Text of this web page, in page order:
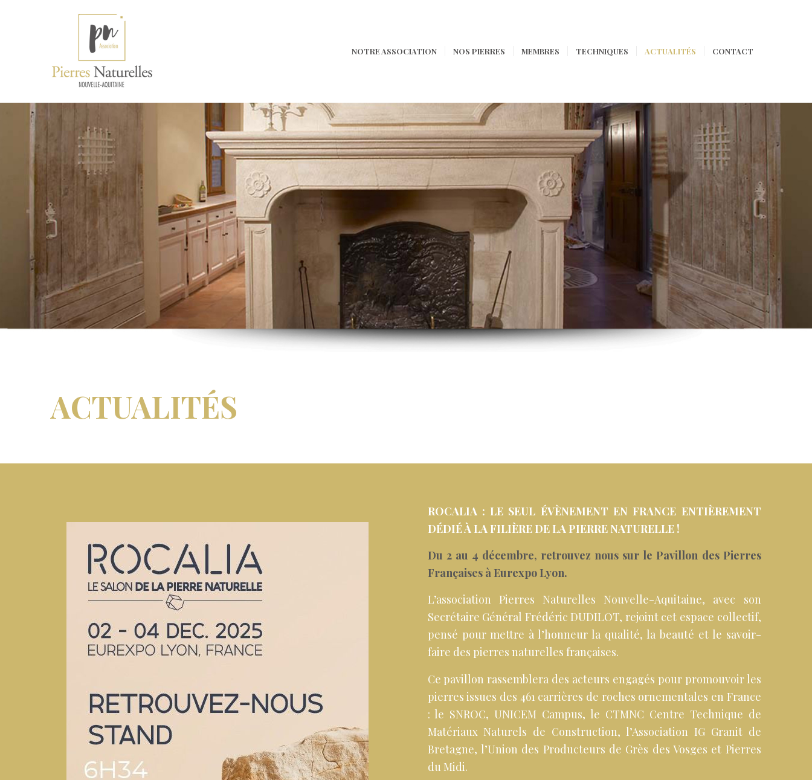
NOTRE ASSOCIATION NOS PIERRES MEMBRES TECHNIQUES ACTUALITÉS CONTACT
ACTUALITÉS
ROCALIA : LE SEUL ÉVÈNEMENT EN FRANCE ENTIÈREMENT
DÉDIÉ À LA FILIÈRE DE LA PIERRE NATURELLE !
Du 2 au 4 décembre, retrouvez nous sur le Pavillon des Pierres
Françaises à Eurexpo Lyon.
L’association Pierres Naturelles Nouvelle-Aquitaine, avec son
Secrétaire Général Frédéric DUDILOT, rejoint cet espace collectif,
pensé pour mettre à l’honneur la qualité, la beauté et le savoir-
faire des pierres naturelles françaises.
Ce pavillon rassemblera des acteurs engagés pour promouvoir les
pierres issues des 461 carrières de roches ornementales en France
: le SNROC, UNICEM Campus, le CTMNC Centre Technique de
Matériaux Naturels de Construction, l’Association IG Granit de
Bretagne, l’Union des Producteurs de Grès des Vosges et Pierres
du Midi.